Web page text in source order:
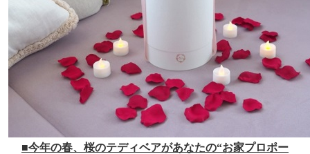
■今年の春、桜のテディベアがあなたの“お家プロポー